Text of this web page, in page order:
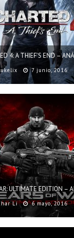
4: A THIEF’S END –
7 junio, 2016
ULTIMATE EDITION –
Li 6 mayo, 2016